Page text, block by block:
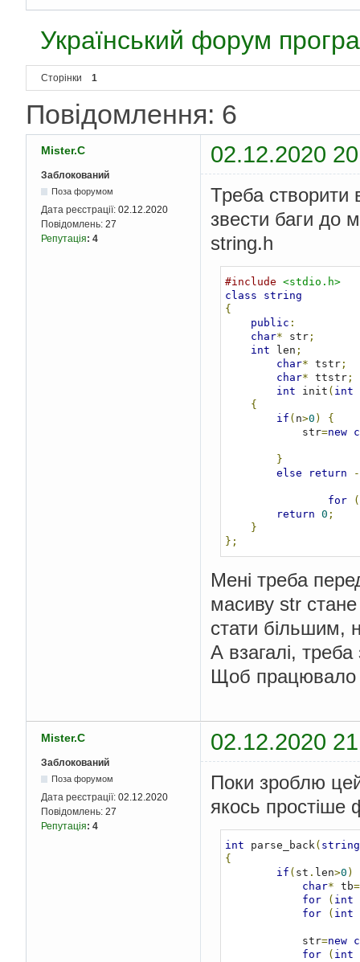
Український форум
Сторінки 1
Повідомлення: 6
Mister.C 02.12.2020
Заблокований
Поза форумом
Дата реєстрації: 02.12.2020
Повідомлень: 27
Репутація: 4
Треба
звести баги до
string.h
#include <stdio.h>
class
string
{
public :
char* str;
int len ;
char* tstr;
char* ttstr;
int init ( int
{
if ( n>0 )
{
            str
=new
}
else
return -
for (
return 0 ;
}
};
Мені треба
масиву str
стати більшим,
А взагалі,
Щоб працювало
Mister.C 02.12.2020
Заблокований
Поза форумом
Дата реєстрації: 02.12.2020
Повідомлень: 27
Репутація: 4
Поки зроблю
якось простіше
int parse_back( string
{
if ( st . len>0 )
char* tb=
for
( int
for
( int
            str
=new
for
( int